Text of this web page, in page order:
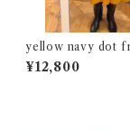
yellow navy dot
¥12,800